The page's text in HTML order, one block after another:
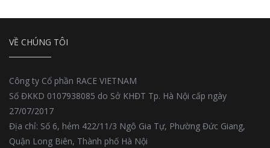
VỀ CHÚNG TÔI
Công ty Cổ phần RACE VIETNAM
Số ĐKKD 0107938085 do Sở KHĐT Tp. Hà Nội cấp ngày
27/07/2017
Địa chỉ: Số 6, hẻm 422/11/3 Ngô Gia Tự, Phường Đức Giang,
Quận Long Biên, Thành phố Hà Nội